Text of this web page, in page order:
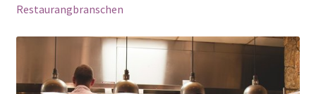
Restaurangbranschen